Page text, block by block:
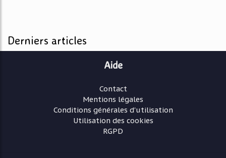
Derniers articles
Aide
Contact
Mentions légales
Conditions générales d'utilisation
Utilisation des cookies
RGPD